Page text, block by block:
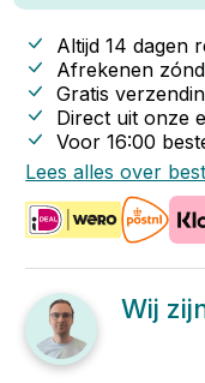
Altijd 14 dagen
Afrekenen
Gratis
Direct uit onze
Voor 16:00
Lees alles over
Wij